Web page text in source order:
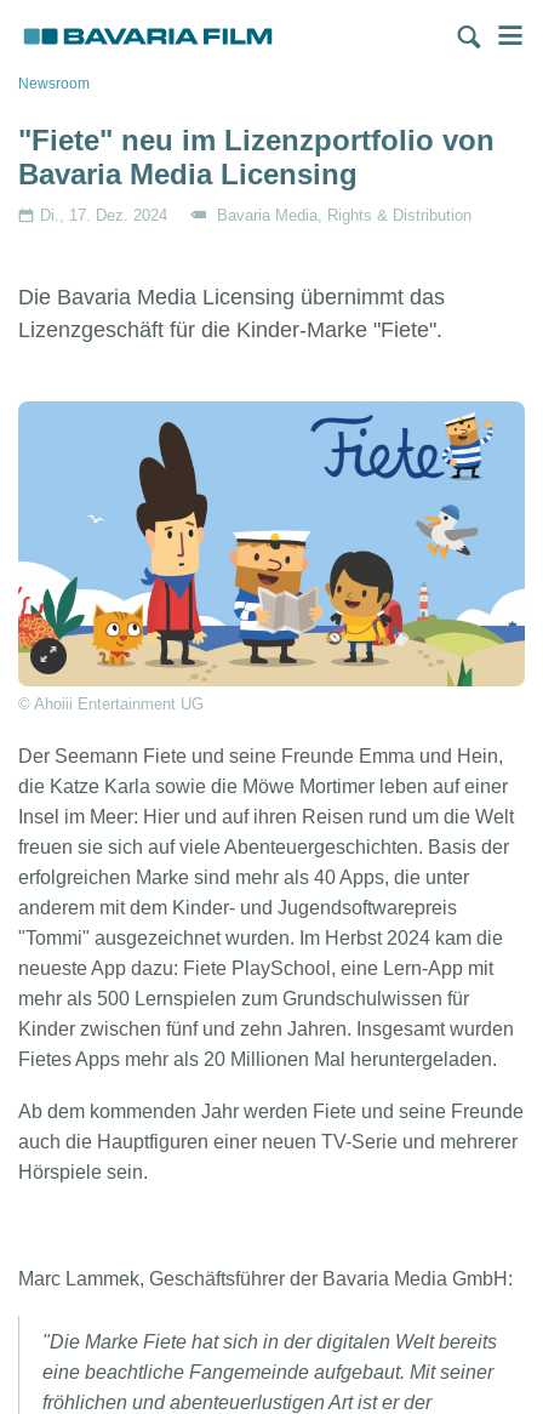
zum
Inhalt
Pfadnavigation
Newsroom
"Fiete" neu im Lizenzportfolio von
Bavaria Media Licensing
Di., 17. Dez. 2024 Bavaria Media Rights & Distribution
Die Bavaria Media Licensing übernimmt das
Lizenzgeschäft für die Kinder-Marke "Fiete".
© Ahoiii Entertainment UG
Der Seemann Fiete und seine Freunde Emma und Hein,
die Katze Karla sowie die Möwe Mortimer leben auf einer
Insel im Meer: Hier und auf ihren Reisen rund um die Welt
freuen sie sich auf viele Abenteuergeschichten. Basis der
erfolgreichen Marke sind mehr als 40 Apps, die unter
anderem mit dem Kinder- und Jugendsoftwarepreis
"Tommi" ausgezeichnet wurden. Im Herbst 2024 kam die
neueste App dazu: Fiete PlaySchool, eine Lern-App mit
mehr als 500 Lernspielen zum Grundschulwissen für
Kinder zwischen fünf und zehn Jahren. Insgesamt wurden
Fietes Apps mehr als 20 Millionen Mal heruntergeladen.
Ab dem kommenden Jahr werden Fiete und seine Freunde
auch die Hauptfiguren einer neuen TV-Serie und mehrerer
Hörspiele sein.
Marc Lammek, Geschäftsführer der Bavaria Media GmbH:
"Die Marke Fiete hat sich in der digitalen Welt bereits
eine beachtliche Fangemeinde aufgebaut. Mit seiner
fröhlichen und abenteuerlustigen Art ist er der